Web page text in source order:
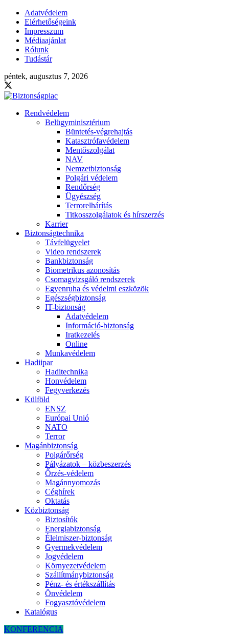
Adatvédelem
Elérhetőségeink
Impresszum
Médiaajánlat
Rólunk
Tudástár
péntek, augusztus 7, 2026
Rendvédelem
Belügyminisztérium
Büntetés-végrehajtás
Katasztrófavédelem
Mentőszolgálat
NAV
Nemzetbiztonság
Polgári védelem
Rendőrség
Ügyészség
Terrorelhárítás
Titkosszolgálatok és hírszerzés
Karrier
Biztonságtechnika
Távfelügyelet
Video rendszerek
Bankbiztonság
Biometrikus azonosítás
Csomagvizsgáló rendszerek
Egyenruha és védelmi eszközök
Egészségbiztonság
IT-biztonság
Adatvédelem
Információ-biztonság
Iratkezelés
Online
Munkavédelem
Hadiipar
Haditechnika
Honvédelem
Fegyverkezés
Külföld
ENSZ
Európai Unió
NATO
Terror
Magánbiztonság
Polgárőrség
Pályázatok – közbeszerzés
Őrzés-védelem
Magánnyomozás
Céghírek
Oktatás
Közbiztonság
Biztosítók
Energiabiztonság
Élelmiszer-biztonság
Gyermekvédelem
Jogvédelem
Környezetvédelem
Szállítmánybiztonság
Pénz- és értékszállítás
Önvédelem
Fogyasztóvédelem
Katalógus
KONFERENCIA